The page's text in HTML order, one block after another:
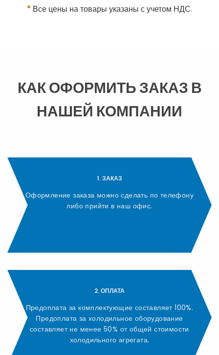
* Все цены на товары указаны с учетом НДС.
КАК ОФОРМИТЬ ЗАКАЗ В
НАШЕЙ КОМПАНИИ
1. ЗАКАЗ
Оформление заказа можно сделать по телефону
либо прийти в наш офис.
2. ОПЛАТА
Предоплата за комплектующие составляет 100%.
Предоплата за холодильное оборудование
составляет не менее 50% от общей стоимости
холодильного агрегата.